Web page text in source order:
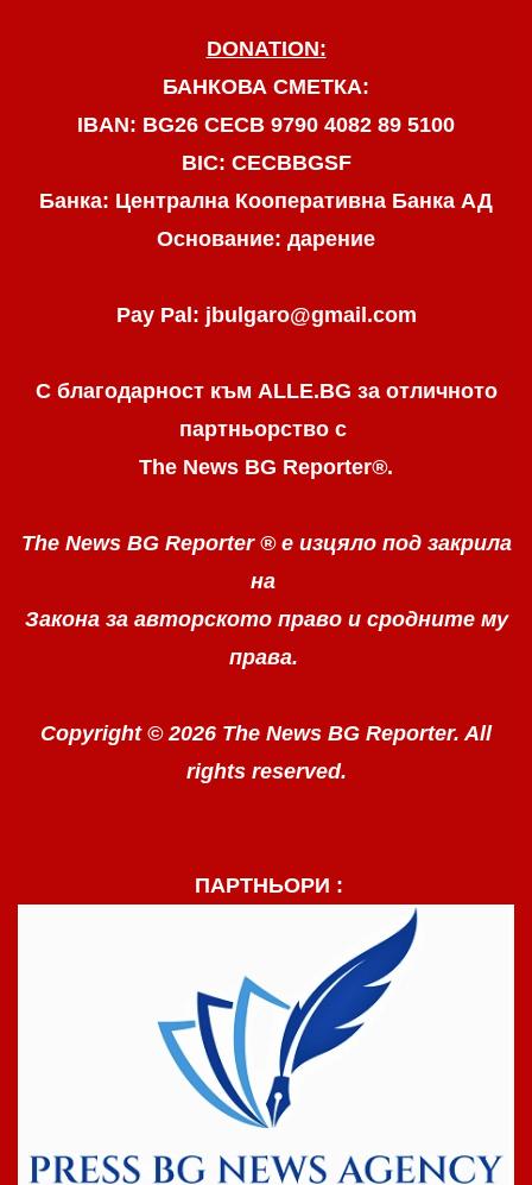
DONATION:
БАНКОВА СМЕТКА:
IBAN: BG26 CECB 9790 4082 89 5100
BIC: CECBBGSF
Банка: Централна Кооперативна Банка АД
Основание: дарение
Pay Pal: jbulgaro@gmail.com
С благодарност към ALLE.BG за отличното
партньорство с
The News BG Reporter®.
The News BG Reporter ® е изцяло под закрила
на
Закона за авторското право и сродните му
права.
Copyright © 2026 The News BG Reporter. All
rights reserved.
ПАРТНЬОРИ :